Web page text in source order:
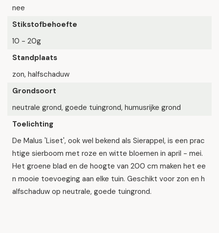
nee
Stikstofbehoefte
10 - 20g
Standplaats
zon, halfschaduw
Grondsoort
neutrale grond, goede tuingrond, humusrijke grond
Toelichting
De Malus 'Liset', ook wel bekend als Sierappel, is een prac
htige sierboom met roze en witte bloemen in april - mei.
Het groene blad en de hoogte van 200 cm maken het ee
n mooie toevoeging aan elke tuin. Geschikt voor zon en h
alfschaduw op neutrale, goede tuingrond.